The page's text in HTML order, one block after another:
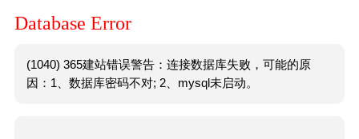
Database Error
(1040) 365建站错误警告：连接数据库失败，可能的原
因：1、数据库密码不对; 2、mysql未启动。